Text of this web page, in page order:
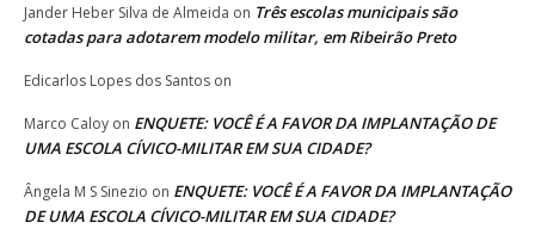
Jander Heber Silva de Almeida on Três escolas municipais são
cotadas para adotarem modelo militar, em Ribeirão Preto
Edicarlos Lopes dos Santos on
Marco Caloy on ENQUETE: VOCÊ É A FAVOR DA IMPLANTAÇÃO DE
UMA ESCOLA CÍVICO-MILITAR EM SUA CIDADE?
Ângela M S Sinezio on ENQUETE: VOCÊ É A FAVOR DA IMPLANTAÇÃO
DE UMA ESCOLA CÍVICO-MILITAR EM SUA CIDADE?